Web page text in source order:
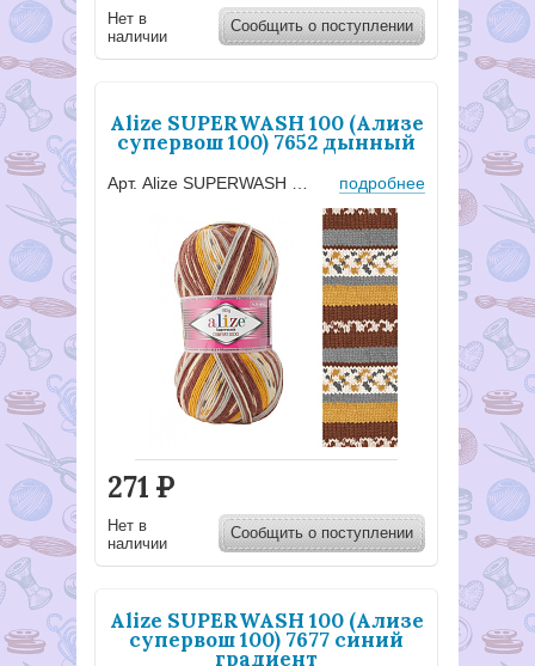
Нет в
наличии
Сообщить о поступлении
Alize SUPERWASH 100 (Ализе
супервош 100) 7652 дынный
подробнее
271 Р
Нет в
наличии
Сообщить о поступлении
Alize SUPERWASH 100 (Ализе
супервош 100) 7677 синий
градиент